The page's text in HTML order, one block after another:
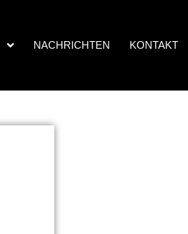
NACHRICHTEN KONTAKT